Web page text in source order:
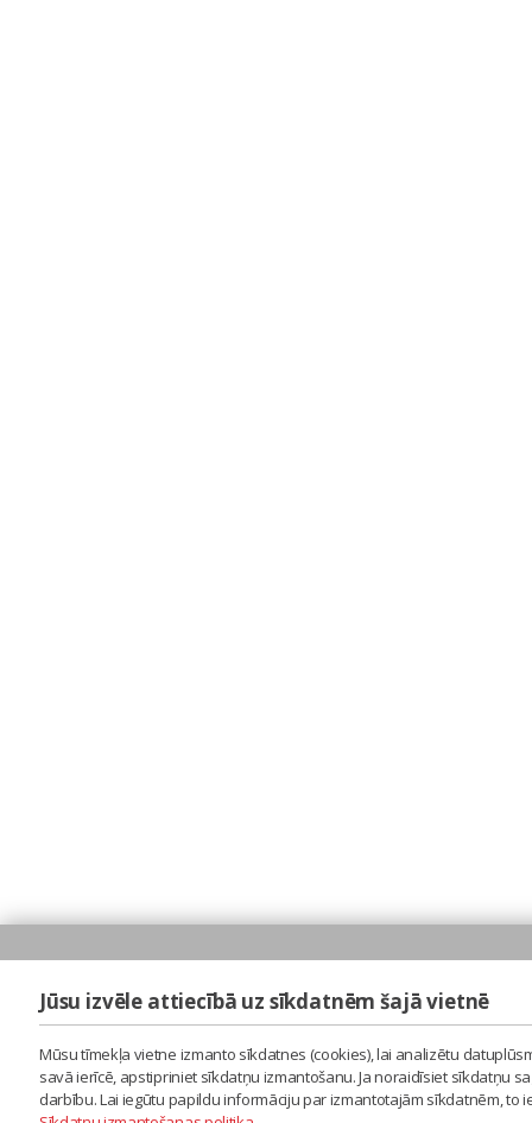
Jūsu izvēle attiecībā uz sīkdatnēm šajā vietnē
Mūsu tīmekļa vietne izmanto sīkdatnes (cookies), lai analizētu
savā ierīcē, apstipriniet sīkdatņu izmantošanu. Ja noraidīsiet sīkdatņu
darbību. Lai iegūtu papildu informāciju par izmantotajām sīkdatnēm,